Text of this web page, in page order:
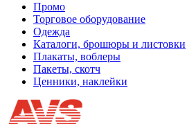
Промо
Торговое оборудование
Одежда
Каталоги, брошюры и листовки
Плакаты, воблеры
Пакеты, скотч
Ценники, наклейки